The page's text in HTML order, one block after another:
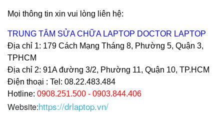
Mọi thông tin xin vui lòng liên hệ:
TRUNG TÂM SỬA CHỮA LAPTOP DOCTOR LAPTOP
Địa chỉ 1: 179 Cách Mạng Tháng 8, Phường 5, Quận 3,
TPHCM
Địa chỉ 2: 91A đường 3/2, Phường 11, Quận 10, TP.HCM
Điện thoại : Tel: 08.22.483.484
Hotline: 0908.251.500 - 0903.844.406
Website:https://drlaptop.vn/